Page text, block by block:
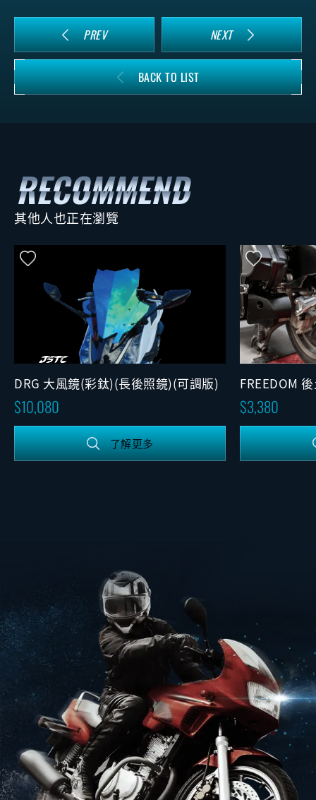
PREV NEXT
BACK TO LIST
其他人也正在瀏覽
DRG 大風鏡(彩鈦)(長後照鏡)(可調版)
10,080
了解更多
FREEDOM
3,380